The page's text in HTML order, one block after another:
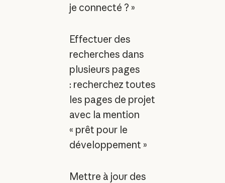
je connecté ? »
Effectuer des
recherches dans
plusieurs pages
: recherchez toutes
les pages de projet
avec la mention
« prêt pour le
développement »
Mettre à jour des